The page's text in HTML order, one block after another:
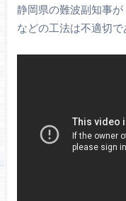
静岡県の難波副知事
などの工法は不適切で